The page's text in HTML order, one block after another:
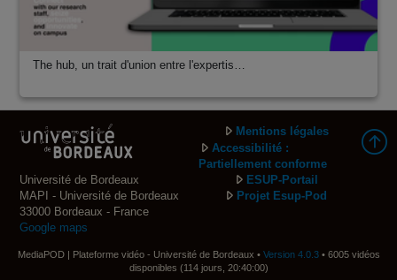
The hub, un trait d'union entre l'expertis…
Université de Bordeaux
MAPI - Université de Bordeaux
33000 Bordeaux - France
Google maps
Mentions légales
Accessibilité :
Partiellement conforme
ESUP-Portail
Projet Esup-Pod
MediaPOD | Plateforme vidéo - Université de Bordeaux • Version 4.0.3• 6005 vidéos
disponibles (114 jours, 20:40:00)